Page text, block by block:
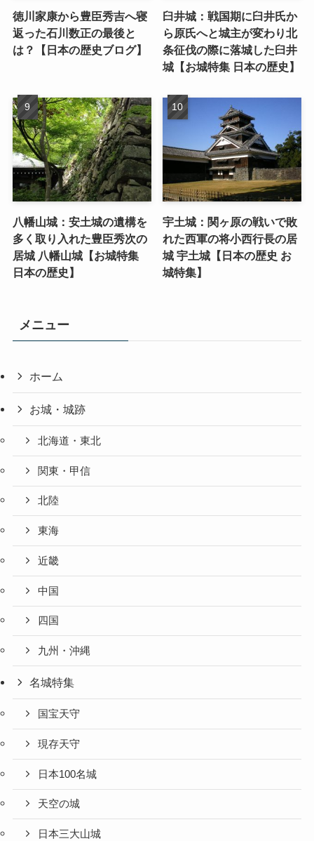
徳川家康から豊臣秀吉へ寝
返った石川数正の最後と
は？【日本の歴史ブログ】
臼井城：戦国期に臼井氏か
ら原氏へと城主が変わり北
条征伐の際に落城した臼井
城【お城特集 日本の歴史】
八幡山城：安土城の遺構を
多く取り入れた豊臣秀次の
居城 八幡山城【お城特集
日本の歴史】
宇土城：関ヶ原の戦いで敗
れた西軍の将小西行長の居
城 宇土城【日本の歴史 お
城特集】
メニュー
ホーム
お城・城跡
北海道・東北
関東・甲信
北陸
東海
近畿
中国
四国
九州・沖縄
名城特集
国宝天守
現存天守
日本100名城
天空の城
日本三大山城